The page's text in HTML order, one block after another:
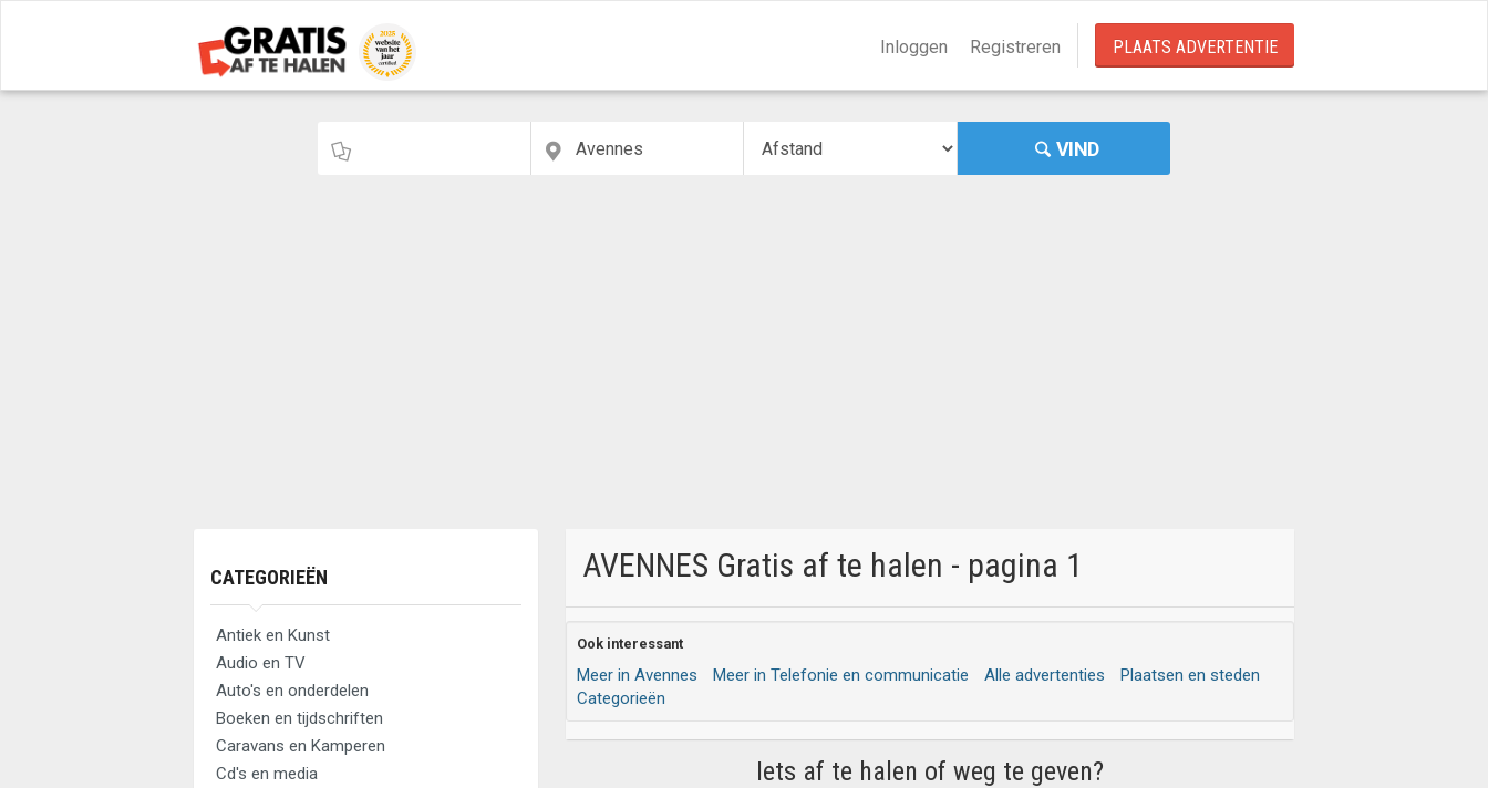
Inloggen Registreren PLAATS ADVERTENTIE
VIND
CATEGORIEËN
Antiek en Kunst
Audio en TV
Auto's en onderdelen
Boeken en tijdschriften
Caravans en Kamperen
Cd's en media
AVENNES Gratis af te halen - pagina 1
Ook interessant
Meer in Avennes Meer in Telefonie en communicatie Alle advertenties
Plaatsen en steden
Categorieën
Iets af te halen of weg te geven?